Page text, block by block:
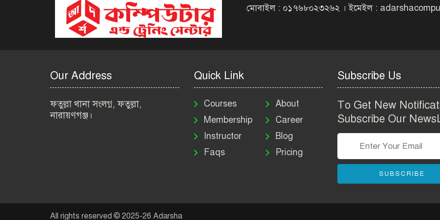
মোবাইল : ০১৭৬৮০২৩২৬২ । ইমেইল :
Our Address
ফতুল্লা থানা সংলগ্ন, ফতুল্লা,
নারায়ণগঞ্জ।
Quick Link
Courses
Membership
Instructor
Faqs
About
Career
Blog
Pricing
Subscribe Us
To Get New
Subscribe Our
SUBSCRIBE
All rights reserved © 2025-26 Adarsha